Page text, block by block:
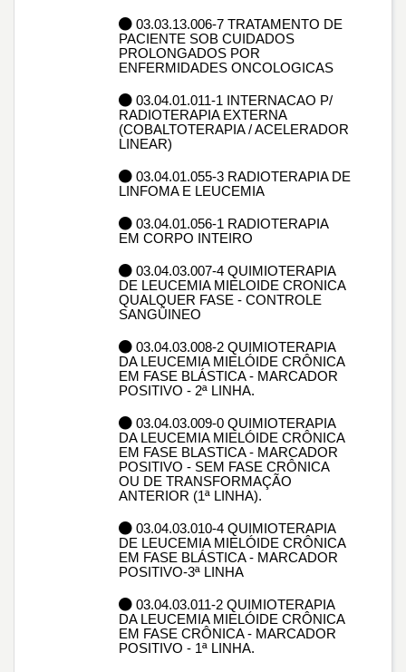
03.03.13.006-7 TRATAMENTO DE
PACIENTE SOB CUIDADOS
PROLONGADOS POR
ENFERMIDADES ONCOLOGICAS
03.04.01.011-1 INTERNACAO P/
RADIOTERAPIA EXTERNA
(COBALTOTERAPIA / ACELERADOR
LINEAR)
03.04.01.055-3 RADIOTERAPIA DE
LINFOMA E LEUCEMIA
03.04.01.056-1 RADIOTERAPIA
EM CORPO INTEIRO
03.04.03.007-4 QUIMIOTERAPIA
DE LEUCEMIA MIELOIDE CRONICA
QUALQUER FASE - CONTROLE
SANGÜINEO
03.04.03.008-2 QUIMIOTERAPIA
DA LEUCEMIA MIELÓIDE CRÔNICA
EM FASE BLÁSTICA - MARCADOR
POSITIVO - 2ª LINHA.
03.04.03.009-0 QUIMIOTERAPIA
DA LEUCEMIA MIELÓIDE CRÔNICA
EM FASE BLASTICA - MARCADOR
POSITIVO - SEM FASE CRÔNICA
OU DE TRANSFORMAÇÃO
ANTERIOR (1ª LINHA).
03.04.03.010-4 QUIMIOTERAPIA
DE LEUCEMIA MIELÓIDE CRÔNICA
EM FASE BLÁSTICA - MARCADOR
POSITIVO-3ª LINHA
03.04.03.011-2 QUIMIOTERAPIA
DA LEUCEMIA MIELÓIDE CRÔNICA
EM FASE CRÔNICA - MARCADOR
POSITIVO - 1ª LINHA.